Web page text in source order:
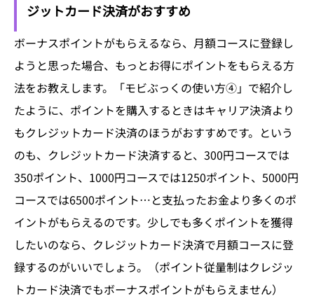
ジットカード決済がおすすめ
ボーナスポイントがもらえるなら、月額コースに登録し
ようと思った場合、もっとお得にポイントをもらえる方
法をお教えします。「モビぶっくの使い方④」で紹介し
たように、ポイントを購入するときはキャリア決済より
もクレジットカード決済のほうがおすすめです。という
のも、クレジットカード決済すると、300円コースでは
350ポイント、1000円コースでは1250ポイント、5000円
コースでは6500ポイント…と支払ったお金より多くのポ
イントがもらえるのです。少しでも多くポイントを獲得
したいのなら、クレジットカード決済で月額コースに登
録するのがいいでしょう。（ポイント従量制はクレジッ
トカード決済でもボーナスポイントがもらえません）